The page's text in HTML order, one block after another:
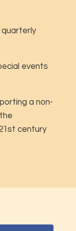
events
a non-
century